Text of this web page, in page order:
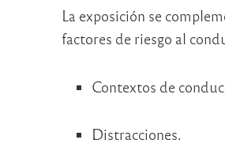
La exposición se
factores de riesgo al
Contextos de
Distracciones.